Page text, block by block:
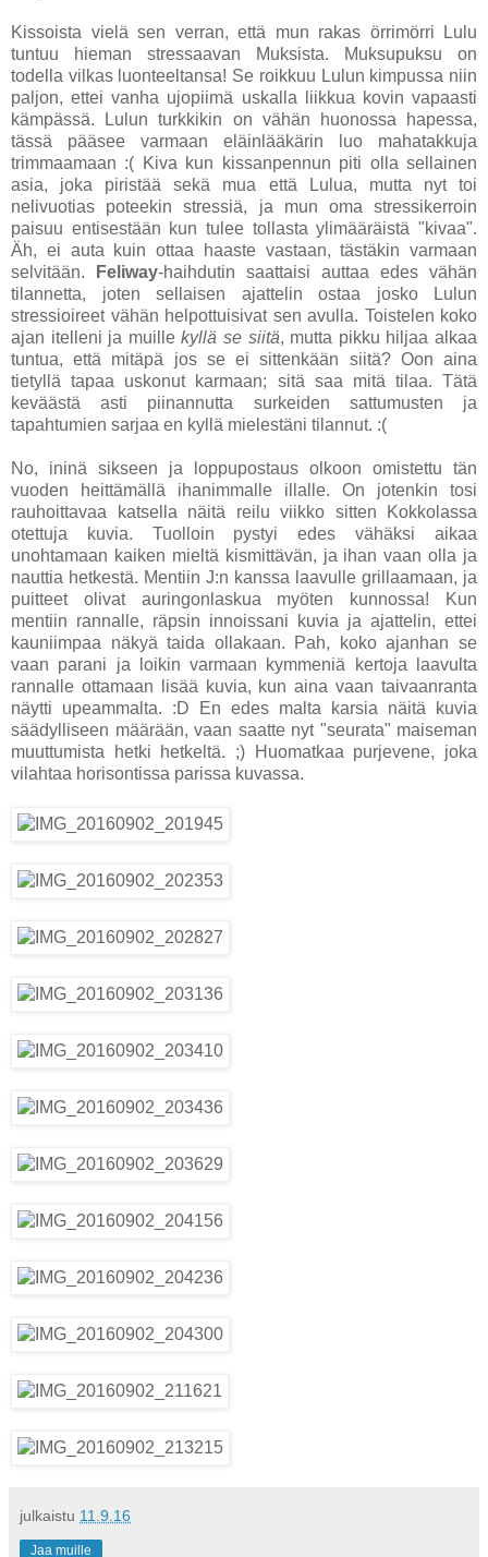
Kissoista vielä sen verran, että mun rakas örrimörri Lulu
tuntuu hieman stressaavan Muksista. Muksupuksu on
todella vilkas luonteeltansa! Se roikkuu Lulun kimpussa niin
paljon, ettei vanha ujopiimä uskalla liikkua kovin vapaasti
kämpässä. Lulun turkkikin on vähän huonossa hapessa,
tässä pääsee varmaan eläinlääkärin luo mahatakkuja
trimmaamaan :( Kiva kun kissanpennun piti olla sellainen
asia, joka piristää sekä mua että Lulua, mutta nyt toi
nelivuotias poteekin stressiä, ja mun oma stressikerroin
paisuu entisestään kun tulee tollasta ylimääräistä "kivaa".
Äh, ei auta kuin ottaa haaste vastaan, tästäkin varmaan
selvitään.
Feliway-haihdutin saattaisi auttaa edes vähän
tilannetta, joten sellaisen ajattelin ostaa josko Lulun
stressioireet vähän helpottuisivat sen avulla. Toistelen koko
ajan itelleni ja muillekyllä se siitä, mutta pikku hiljaa alkaa
tuntua, että mitäpä jos se ei sittenkään siitä? Oon aina
tietyllä tapaa uskonut karmaan; sitä saa mitä tilaa. Tätä
keväästä asti piinannutta surkeiden sattumusten ja
tapahtumien sarjaa en kyllä mielestäni tilannut. :(
No, ininä sikseen ja loppupostaus olkoon omistettu tän
vuoden heittämällä ihanimmalle illalle. On jotenkin tosi
rauhoittavaa katsella näitä reilu viikko sitten Kokkolassa
otettuja kuvia. Tuolloin pystyi edes vähäksi aikaa
unohtamaan kaiken mieltä kismittävän, ja ihan vaan olla ja
nauttia hetkestä. Mentiin J:n kanssa laavulle grillaamaan, ja
puitteet olivat auringonlaskua myöten kunnossa! Kun
mentiin rannalle, räpsin innoissani kuvia ja ajattelin, ettei
kauniimpaa näkyä taida ollakaan. Pah, koko ajanhan se
vaan parani ja loikin varmaan kymmeniä kertoja laavulta
rannalle ottamaan lisää kuvia, kun aina vaan taivaanranta
näytti upeammalta. :D En edes malta karsia näitä kuvia
säädylliseen määrään, vaan saatte nyt "seurata" maiseman
muuttumista hetki hetkeltä. ;) Huomatkaa purjevene, joka
vilahtaa horisontissa parissa kuvassa.
julkaistu 11.9.16
Jaa muille